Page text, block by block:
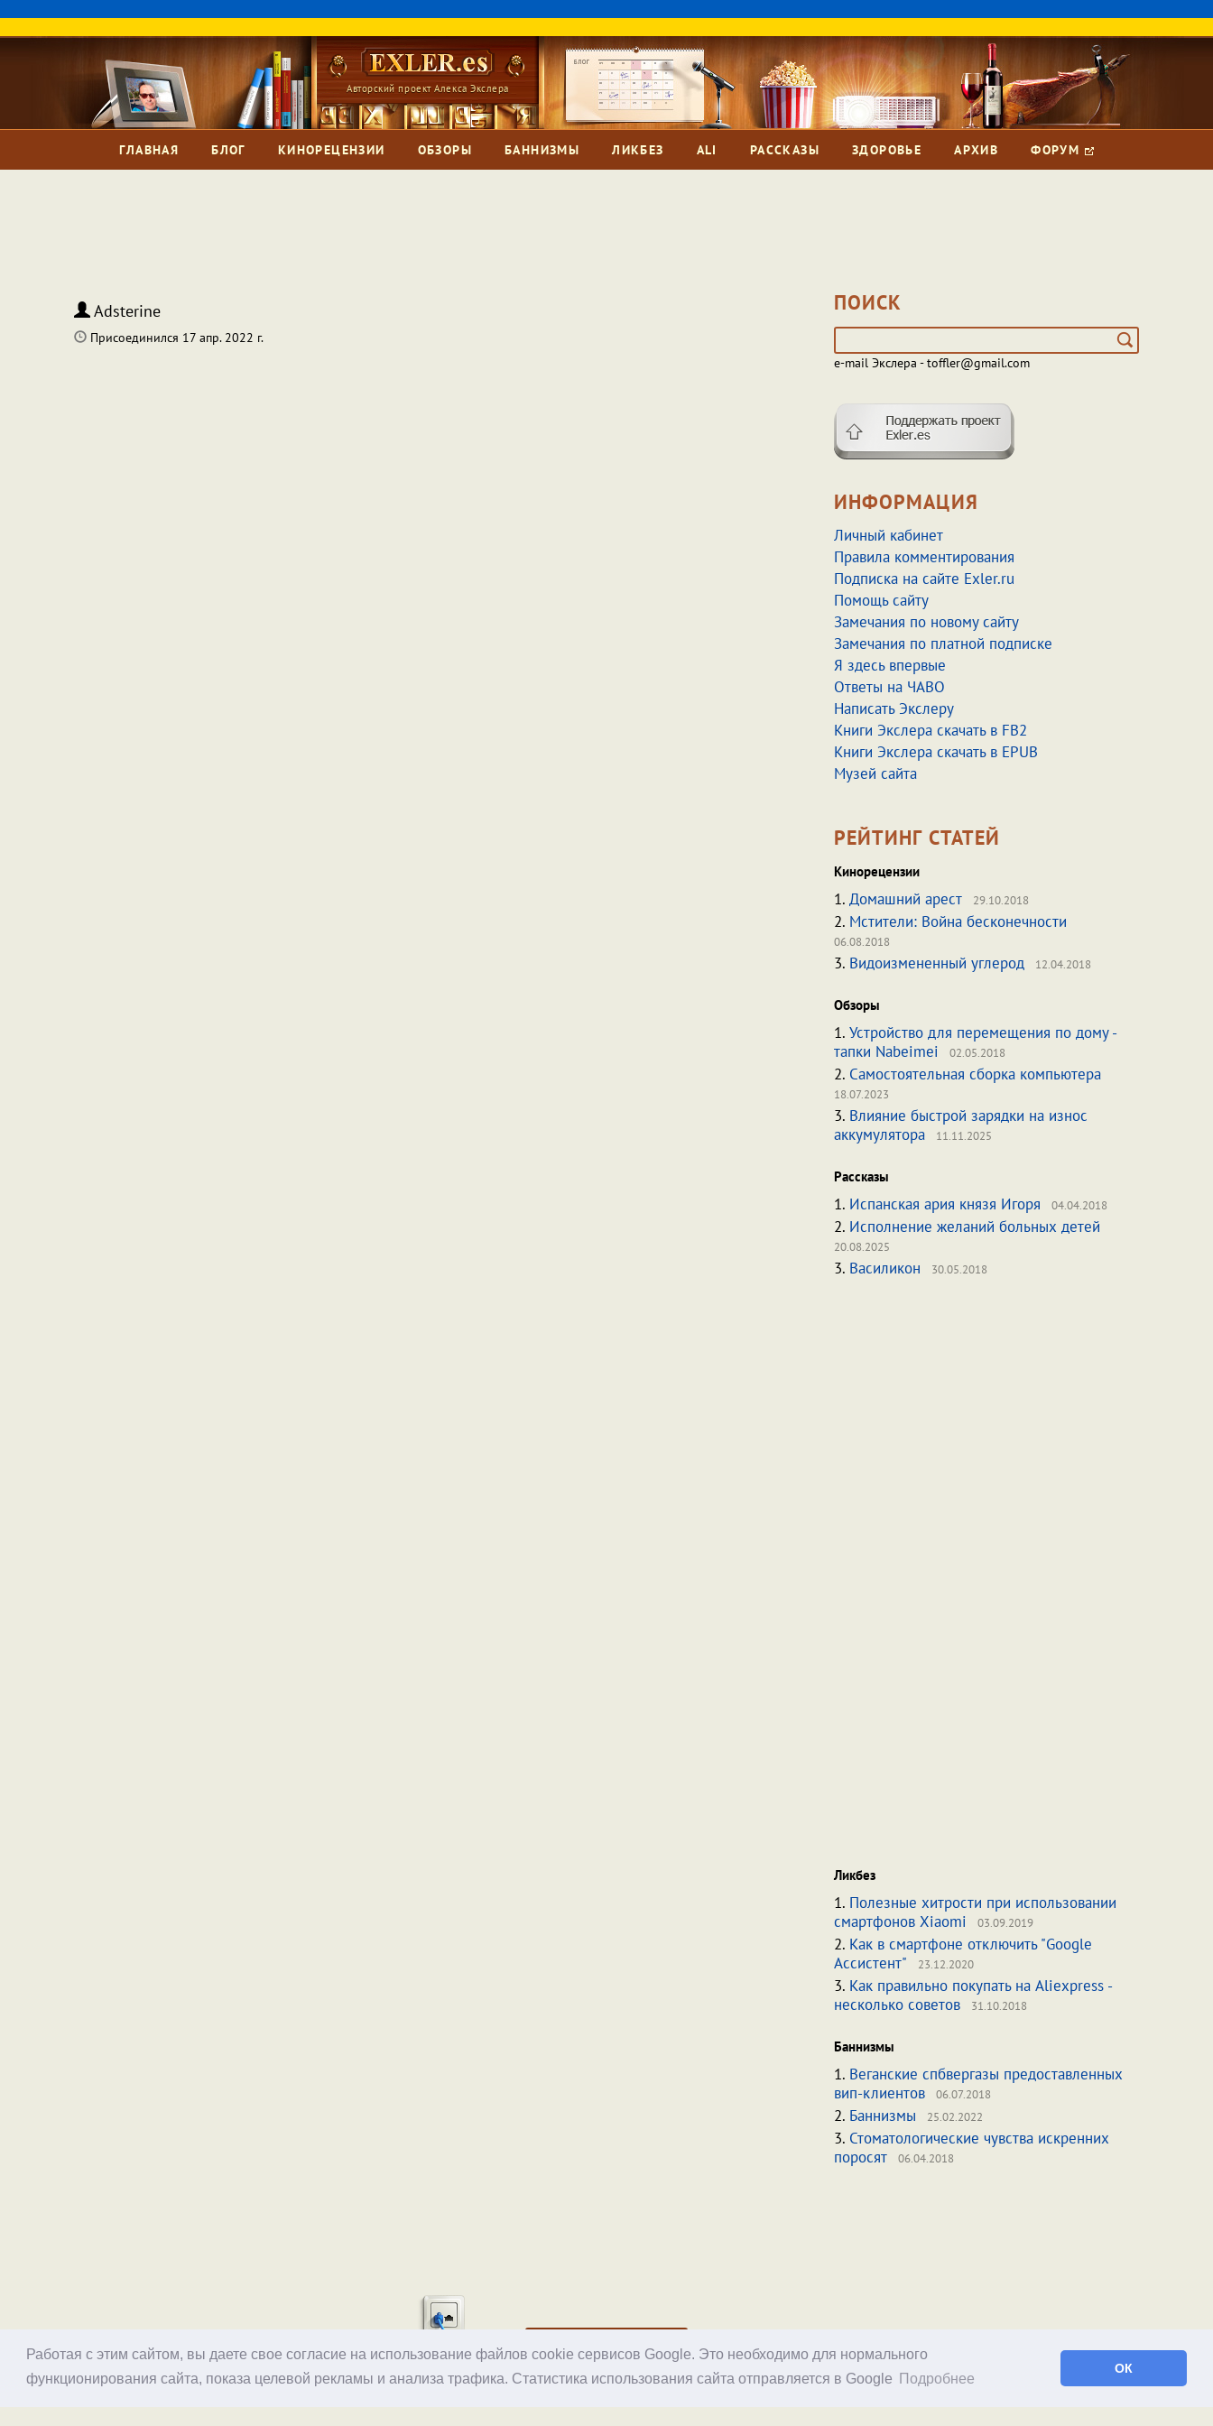
Работая с этим сайтом, вы даете свое согласие на использование файлов cookie сервисов Google. Это необходимо для нормального
функционирования сайта, показа целевой рекламы и анализа трафика. Статистика использования сайта отправляется в Google
Подробнее
ОК
Авторский проект Алекса Экслера
ГЛАВНАЯ БЛОГ КИНОРЕЦЕНЗИИ ОБЗОРЫ БАННИЗМЫ ЛИКБЕЗ ALI РАССКАЗЫ ЗДОРОВЬЕ АРХИВ ФОРУМ
Adsterine
Присоединился 17 апр. 2022 г.
ПОИСК
e-mail Экслера - toffler@gmail.com
ИНФОРМАЦИЯ
Личный кабинет
Правила комментирования
Подписка на сайте Exler.ru
Помощь сайту
Замечания по новому сайту
Замечания по платной подписке
Я здесь впервые
Ответы на ЧАВО
Написать Экслеру
Книги Экслера скачать в FB2
Книги Экслера скачать в EPUB
Музей сайта
РЕЙТИНГ СТАТЕЙ
Кинорецензии
1. Домашний арест 29.10.2018
2. Мстители: Война бесконечности
06.08.2018
3. Видоизмененный углерод 12.04.2018
Обзоры
1. Устройство для перемещения по дому -
тапки Nabeimei
02.05.2018
2. Самостоятельная сборка компьютера
18.07.2023
3. Влияние быстрой зарядки на износ
аккумулятора
11.11.2025
Рассказы
1. Испанская ария князя Игоря 04.04.2018
2. Исполнение желаний больных детей
20.08.2025
3. Василикон 30.05.2018
Ликбез
1. Полезные хитрости при использовании
смартфонов Xiaomi
03.09.2019
2. Как в смартфоне отключить "Google
Ассистент"
23.12.2020
3. Как правильно покупать на Aliexpress -
несколько советов
31.10.2018
Баннизмы
1. Веганские спбвергазы предоставленных
вип-клиентов
06.07.2018
2. Баннизмы 25.02.2022
3. Стоматологические чувства искренних
поросят
06.04.2018
© 1998–2026 Alex Exler RSS блога